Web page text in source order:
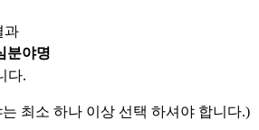
과
분야명
다.
최소 하나 이상 선택 하셔야 합니다.)